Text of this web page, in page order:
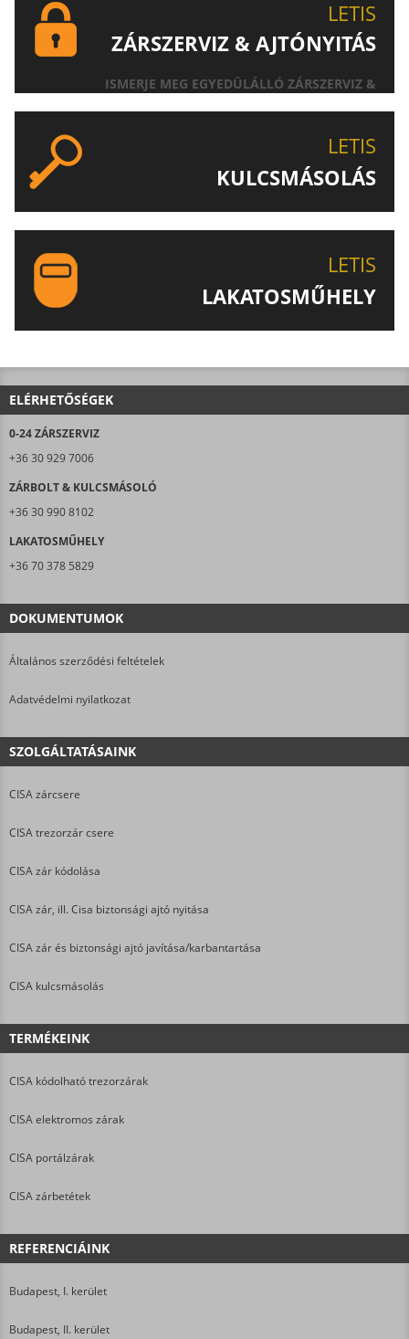
LETIS
ZÁRSZERVIZ & AJTÓNYITÁS
ISMERJE MEG EGYEDÜLÁLLÓ ZÁRSZERVIZ &
LETIS
KULCSMÁSOLÁS
LETIS
LAKATOSMŰHELY
ELÉRHETŐSÉGEK
0-24 ZÁRSZERVIZ
+36 30 929 7006
ZÁRBOLT & KULCSMÁSOLÓ
+36 30 990 8102
LAKATOSMŰHELY
+36 70 378 5829
DOKUMENTUMOK
Általános szerződési feltételek
Adatvédelmi nyilatkozat
SZOLGÁLTATÁSAINK
CISA zárcsere
CISA trezorzár csere
CISA zár kódolása
CISA zár, ill. Cisa biztonsági ajtó nyitása
CISA zár és biztonsági ajtó javítása/karbantartása
CISA kulcsmásolás
TERMÉKEINK
CISA kódolható trezorzárak
CISA elektromos zárak
CISA portálzárak
CISA zárbetétek
REFERENCIÁINK
Budapest, I. kerület
Budapest, II. kerület